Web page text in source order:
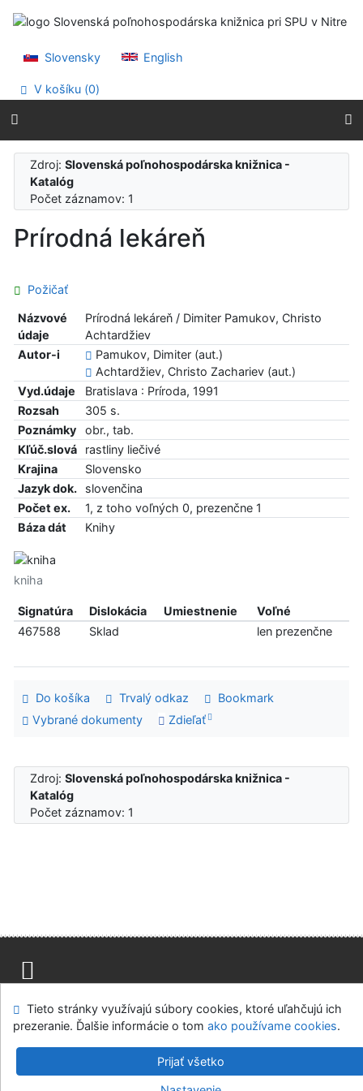
Prejsť na menu
Slovensky
English
V košíku (0)
Zdroj:Slovenská poľnohospodárska knižnica -
Katalóg
Počet záznamov: 1
Prírodná lekáreň
Požičať
Názvové
údaje
Prírodná lekáreň / Dimiter Pamukov, Christo
Achtardžiev
Autor-i
Pamukov, Dimiter (aut.)
Achtardžiev, Christo Zachariev (aut.)
Vyd.údaje
Bratislava : Príroda, 1991
Rozsah
305 s.
Poznámky
obr., tab.
Kľúč.slová
rastliny liečivé
Krajina
Slovensko
Jazyk dok.
slovenčina
Počet ex.
1, z toho voľných 0, prezenčne 1
Báza dát
Knihy
kniha
Signatúra Dislokácia Umiestnenie
Voľné
467588
Sklad len prezenčne
Do košíka Trvalý odkaz
Bookmark
Vybrané dokumenty
Zdieľať
Zdroj:Slovenská poľnohospodárska knižnica -
Katalóg
Počet záznamov: 1
Modul OpenSearch
Napíšte nám Nastavenie cookies
Slovenská poľnohospodárska knižnica pri SPU v Nitre
v.4.8.63a - Cosmotron Slovakia, s.r.o.
Tieto stránky využívajú súbory cookies, ktoré uľahčujú ich
prezeranie. Ďalšie informácie o tom ako používame cookies.
Prijať všetko